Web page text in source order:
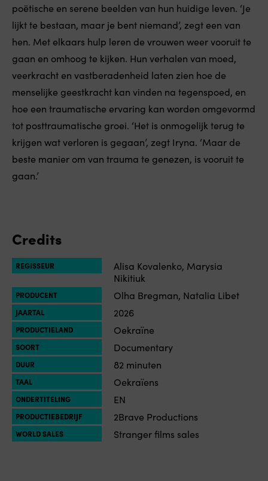
poëtische en serene beelden van hun huidige leven. ‘Je
lijkt te bestaan, maar je bent niemand’, zegt een van
hen. Met elkaars hulp leren de vrouwen weer vooruit te
gaan en omhoog te kijken. Hun verhalen van moed,
veerkracht en vastberadenheid laten zien hoe de
menselijke geestkracht kan vinden na tegenspoed, en
hoe een traumatische ervaring kan worden omgevormd
tot posttraumatische groei. ‘Het is onmogelijk terug te
krijgen wat verloren is gegaan’, zegt Iryna. ‘Maar de
beste manier om van trauma te genezen, is vooruit te
gaan.’
Credits
REGISSEUR
Alisa Kovalenko, Marysia
Nikitiuk
PRODUCENT Olha Bregman, Natalia Libet
JAARTAL 2026
PRODUCTIELAND Oekraïne
SOORT Documentary
DUUR 82 minuten
TAAL Oekraïens
ONDERTITELING EN
PRODUCTIEBEDRIJF 2Brave Productions
WORLD SALES Stranger films sales